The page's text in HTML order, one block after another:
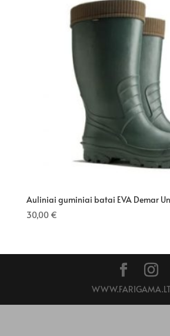
Auliniai guminiai batai EVA Demar
30,00 €
WWW.FARIGAMA.LT